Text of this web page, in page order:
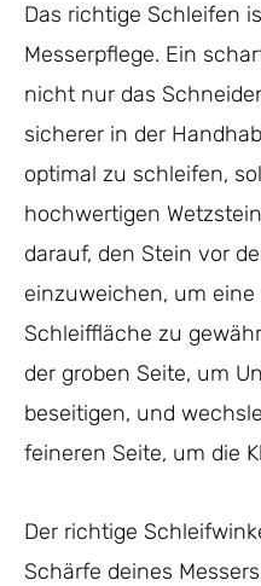
Das richtige Schleifen
Messerpflege. Ein
nicht nur das
sicherer in der
optimal zu schleifen,
hochwertigen
darauf, den Stein vor
einzuweichen, um eine
Schleiffläche zu
der groben Seite, um
beseitigen, und
feineren Seite, um die
Der richtige
Schärfe deines